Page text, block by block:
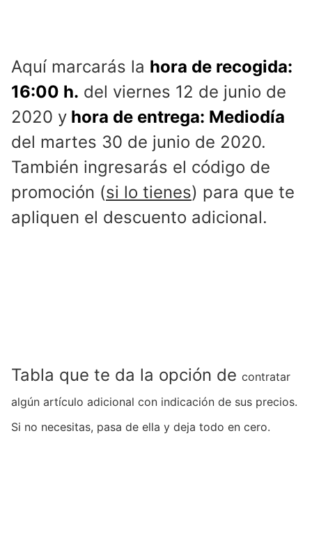
Aquí marcarás la hora de recogida:
16:00 h. del viernes 12 de junio de
2020 y hora de entrega: Mediodía
del martes 30 de junio de 2020.
También ingresarás el código de
promoción (si lo tienes) para que te
apliquen el descuento adicional.
Tabla que te da la opción de contratar
algún artículo adicional con indicación de sus precios.
Si no necesitas, pasa de ella y deja todo en cero.